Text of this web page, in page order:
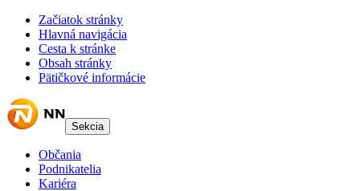
Začiatok stránky
Hlavná navigácia
Cesta k stránke
Obsah stránky
Pätičkové informácie
Sekcia
Občania
Podnikatelia
Kariéra